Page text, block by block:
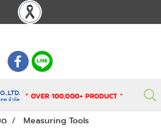
Measuring Tools